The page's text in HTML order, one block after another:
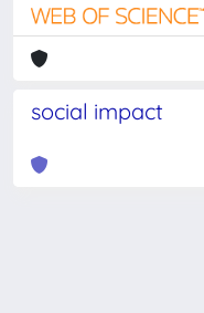
social impact